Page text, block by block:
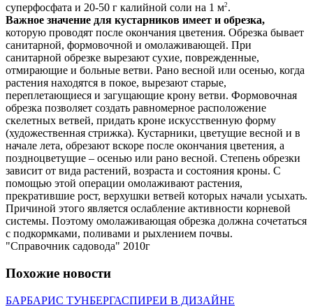
суперфосфата и 20-50 г калийной соли на 1 м2 .
Важное значение для кустарников имеет и обрезка,
которую проводят после окончания цветения. Обрезка бывает
санитарной, формовочной и омолаживающей. При
санитарной обрезке вырезают сухие, поврежденные,
отмирающие и больные ветви. Рано весной или осенью, когда
растения находятся в покое, вырезают старые,
переплетающиеся и загущающие крону ветви. Формовочная
обрезка позволяет создать равномерное расположение
скелетных ветвей, придать кроне искусственную форму
(художественная стрижка). Кустарники, цветущие весной и в
начале лета, обрезают вскоре после окончания цветения, а
поздноцветущие – осенью или рано весной. Степень обрезки
зависит от вида растений, возраста и состояния кроны. С
помощью этой операции омолаживают растения,
прекратившие рост, верхушки ветвей которых начали усыхать.
Причиной этого является ослабление активности корневой
системы. Поэтому омолаживающая обрезка должна сочетаться
с подкормками, поливами и рыхлением почвы.
"Справочник садовода" 2010г
Похожие новости
БАРБАРИС ТУНБЕРГАСПИРЕИ В ДИЗАЙНЕ